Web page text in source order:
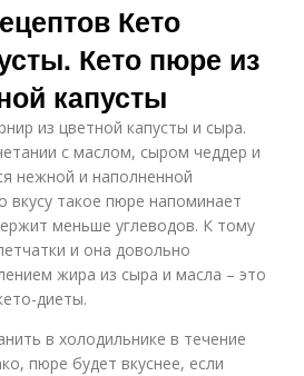
Кето
Кето пюре из
капусты
из цветной капусты и сыра.
с маслом, сыром чеддер и
нежной и наполненной
такое пюре напоминает
меньше углеводов. К тому
и она довольно
жира из сыра и масла – это
диеты.
в холодильнике в течение
пюре будет вкуснее, если